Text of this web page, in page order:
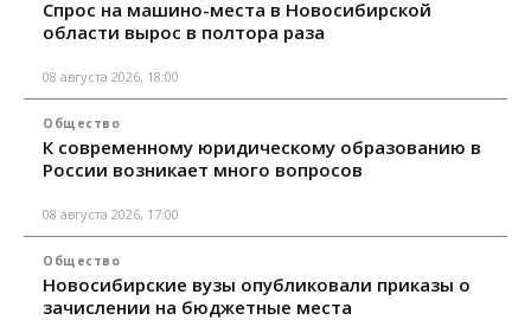
Спрос на машино-места в Новосибирской
области вырос в полтора раза
08 августа 2026, 18:00
Общество
К современному юридическому образованию в
России возникает много вопросов
08 августа 2026, 17:00
Общество
Новосибирские вузы опубликовали приказы о
зачислении на бюджетные места